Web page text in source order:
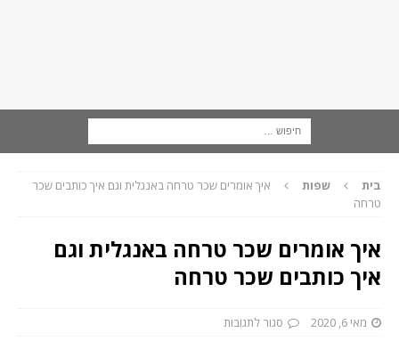
בית שפות
איך אומרים שכר טרחה באנגלית וגם איך כותבים שכר
טרחה
איך אומרים שכר טרחה באנגלית וגם
איך כותבים שכר טרחה
מאי 6, 2020 סגור לתגובות